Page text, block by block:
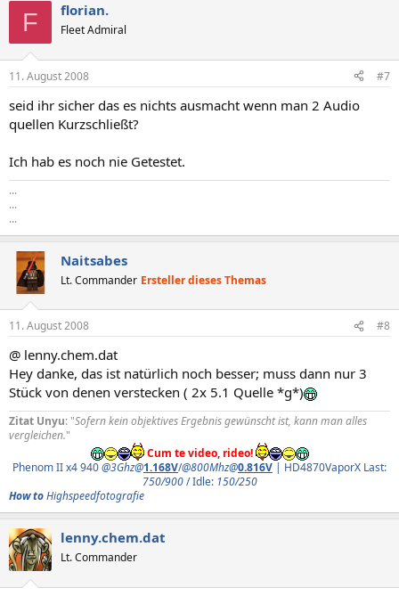
F florian.
Fleet Admiral
11. August 2008 #7
seid ihr sicher das es nichts ausmacht wenn man 2 Audio
quellen Kurzschließt?
Ich hab es noch nie Getestet.
...
...
...
Naitsabes
Lt. Commander Ersteller dieses Themas
11. August 2008 #8
@ lenny.chem.dat
Hey danke, das ist natürlich noch besser; muss dann nur 3
Stück von denen verstecken ( 2x 5.1 Quelle *g*)
Zitat Unyu: "Sofern kein objektives Ergebnis gewünscht ist, kann man alles
vergleichen."
Cum te video, rideo!
Phenom II x4 940@3Ghz@1.168V/@800Mhz@0.816V | HD4870VaporX Last:
750/900/ Idle: 150/250
How toHighspeedfotografie
lenny.chem.dat
Lt. Commander